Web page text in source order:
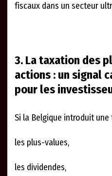
fiscaux dans un secteur
3. La taxation des
actions : un signal
pour les
Si la Belgique introduit une
les plus-values,
les dividendes,